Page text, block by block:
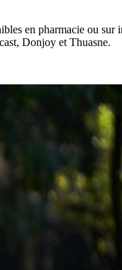
en pharmacie ou sur
Donjoy et Thuasne.